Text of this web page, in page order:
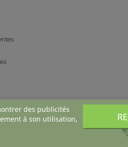
des publicités
à son utilisation,